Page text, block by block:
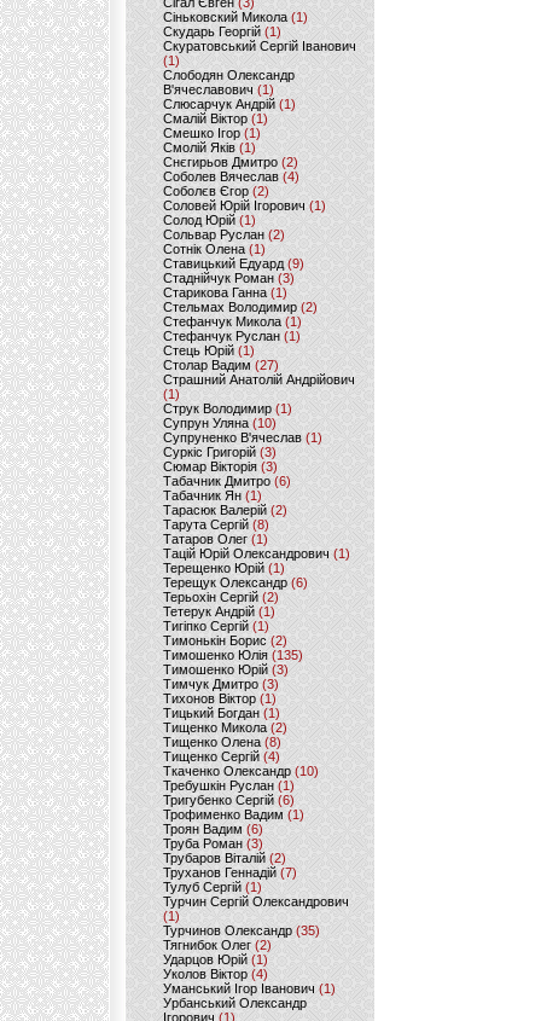
Сіньковский Микола(1)
Скударь Георгій (1)
Скуратовський Сергій Іванович
(1)
Слободян Олександр
В'ячеславович(1)
Слюсарчук Андрій(1)
Смалій Віктор (1)
Смешко Ігор (1)
Смолій Яків (1)
Снєгирьов Дмитро (2)
Соболев Вячеслав (4)
Соболєв Єгор(2)
Соловей Юрій Ігорович (1)
Солод Юрій (1)
Сольвар Руслан (2)
Сотнік Олена(1)
Ставицький Едуард (9)
Стаднійчук Роман(3)
Старикова Ганна (1)
Стельмах Володимир(2)
Стефанчук Микола (1)
Стефанчук Руслан (1)
Стець Юрій (1)
Столар Вадим(27)
Страшний Анатолій Андрійович
(1)
Струк Володимир (1)
Супрун Уляна (10)
Супруненко В'ячеслав (1)
Суркіс Григорій (3)
Сюмар Вікторія (3)
Табачник Дмитро (6)
Табачник Ян(1)
Тарасюк Валерій (2)
Тарута Сергій (8)
Татаров Олег(1)
Тацій Юрій Олександрович(1)
Терещенко Юрій(1)
Терещук Олександр(6)
Терьохін Сергій (2)
Тетерук Андрій (1)
Тигіпко Сергій(1)
Тимонькін Борис (2)
Тимошенко Юлія (135)
Тимошенко Юрій(3)
Тимчук Дмитро (3)
Тихонов Віктор (1)
Тицький Богдан (1)
Тищенко Микола (2)
Тищенко Олена (8)
Тищенко Сергій (4)
Ткаченко Олександр (10)
Требушкін Руслан (1)
Тригубенко Сергій(6)
Трофименко Вадим (1)
Троян Вадим (6)
Труба Роман(3)
Трубаров Віталій (2)
Труханов Геннадій (7)
Тулуб Сергій(1)
Турчин Сергій Олександрович
(1)
Турчинов Олександр(35)
Тягнибок Олег (2)
Ударцов Юрій (1)
Уколов Віктор(4)
Уманський Ігор Іванович(1)
Урбанський Олександр
Ігорович (1)